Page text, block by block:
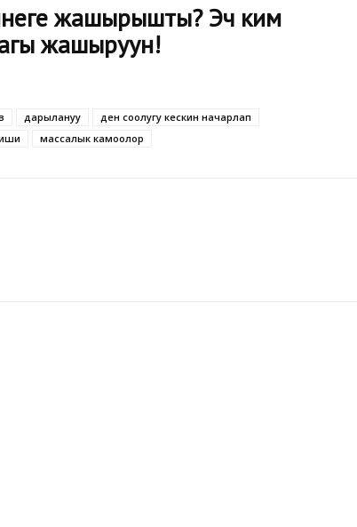
жашырышты? Эч ким
жашыруун!
дарылануу
ден соолугу кескин начарлап
массалык камоолор